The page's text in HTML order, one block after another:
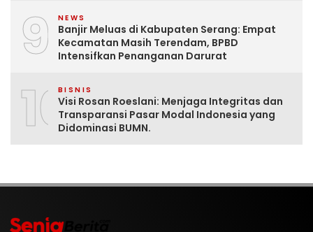
9 NEWS
Banjir Meluas di Kabupaten Serang: Empat
Kecamatan Masih Terendam, BPBD
Intensifkan Penanganan Darurat
10BISNIS
Visi Rosan Roeslani: Menjaga Integritas dan
Transparansi Pasar Modal Indonesia yang
Didominasi BUMN.